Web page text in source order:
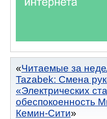
Читаемые за
Tazabek: Смена
«Электрических
обеспокоенность
Кемин-Сити